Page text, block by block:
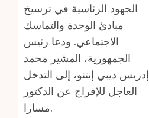
الجهود الرئاسية في ترسيخ
مبادئ الوحدة والتماسك
الاجتماعي. ودعا رئيس
الجمهورية، المشير محمد
إدريس ديبي إيتنو، إلى التدخل
العاجل للإفراج عن الدكتور
مسارا.